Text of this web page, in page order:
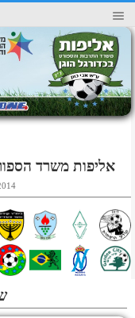
אליפות משרד הספורט לנוער 2014